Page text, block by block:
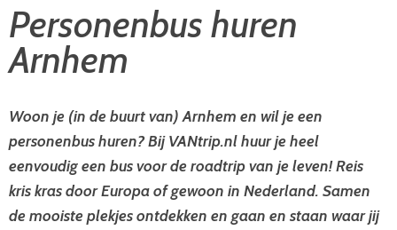
Personenbus huren
Arnhem
Woon je (in de buurt van) Arnhem en wil je een
personenbus huren? Bij VANtrip.nl huur je heel
eenvoudig een bus voor de roadtrip van je leven! Reis
kris kras door Europa of gewoon in Nederland. Samen
de mooiste plekjes ontdekken en gaan en staan waar jij